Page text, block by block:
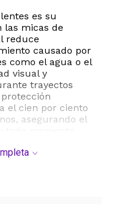
es su
las micas de
reduce
causado por
como el agua o el
visual y
trayectos
el cien por ciento
asegurando el
plástico de alta